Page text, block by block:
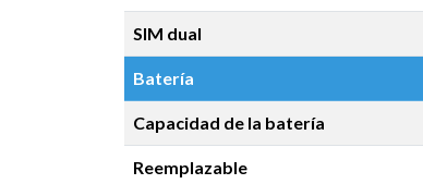
SIM dual
Batería
Capacidad de la batería
Reemplazable